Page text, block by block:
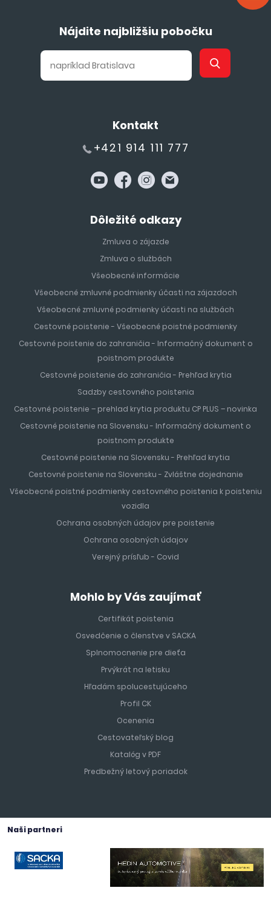
Nájdite najbližšiu pobočku
Kontakt
+421 914 111 777
Dôležité odkazy
Zmluva o zájazde
Zmluva o službách
Všeobecné informácie
Všeobecné zmluvné podmienky účasti na zájazdoch
Všeobecné zmluvné podmienky účasti na službách
Cestovné poistenie - Všeobecné poistné podmienky
Cestovné poistenie do zahraničia - Informačný dokument o
poistnom produkte
Cestovné poistenie do zahraničia - Prehľad krytia
Sadzby cestovného poistenia
Cestovné poistenie – prehlad krytia produktu CP PLUS – novinka
Cestovné poistenie na Slovensku - Informačný dokument o
poistnom produkte
Cestovné poistenie na Slovensku - Prehľad krytia
Cestovné poistenie na Slovensku - Zvláštne dojednanie
Všeobecné poistné podmienky cestovného poistenia k poisteniu
vozidla
Ochrana osobných údajov pre poistenie
Ochrana osobných údajov
Verejný prísľub - Covid
Mohlo by Vás zaujímať
Certifikát poistenia
Osvedčenie o členstve v SACKA
Splnomocnenie pre dieťa
Prvýkrát na letisku
Hľadám spolucestujúceho
Profil CK
Ocenenia
Cestovateľský blog
Katalóg v PDF
Predbežný letový poriadok
Naši partneri